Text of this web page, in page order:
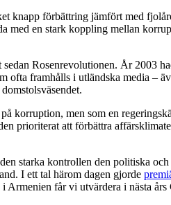
knapp förbättring jämfört med
med en stark koppling mellan
Rosenrevolutionen. År 2003
ofta framhålls i utländska media –
korruption, men som en
prioriterat att förbättra
starka kontrollen den politiska
I ett tal härom dagen gjorde
Armenien får vi utvärdera i nästa års